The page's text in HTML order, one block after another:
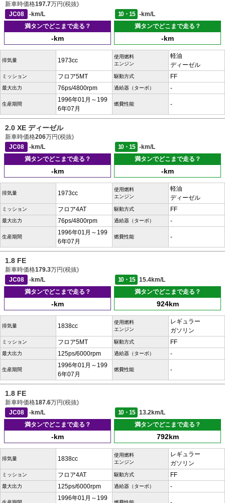
新車時価格197.7万円(税抜)
JC08
-km/L 10・15
-km/L
満タンでどこまで走る？
-km
満タンでどこまで走る？
-km
排気量 1973cc
使用燃料
エンジン
軽油
ディーゼル
ミッション フロア5MT 駆動方式 FF
最大出力 76ps/4800rpm 過給器（ターボ） -
生産期間
1996年01月～199
6年07月
燃費性能 -
2.0 XE ディーゼル
新車時価格206万円(税抜)
JC08
-km/L 10・15
-km/L
満タンでどこまで走る？
-km
満タンでどこまで走る？
-km
排気量 1973cc
使用燃料
エンジン
軽油
ディーゼル
ミッション フロア4AT 駆動方式 FF
最大出力 76ps/4800rpm 過給器（ターボ） -
生産期間
1996年01月～199
6年07月
燃費性能 -
1.8 FE
新車時価格179.3万円(税抜)
JC08
-km/L 10・15
15.4km/L
満タンでどこまで走る？
-km
満タンでどこまで走る？
924km
排気量 1838cc
使用燃料
エンジン
レギュラー
ガソリン
ミッション フロア5MT 駆動方式 FF
最大出力 125ps/6000rpm 過給器（ターボ） -
生産期間
1996年01月～199
6年07月
燃費性能 -
1.8 FE
新車時価格187.6万円(税抜)
JC08
-km/L 10・15
13.2km/L
満タンでどこまで走る？
-km
満タンでどこまで走る？
792km
排気量 1838cc
使用燃料
エンジン
レギュラー
ガソリン
ミッション フロア4AT 駆動方式 FF
最大出力 125ps/6000rpm 過給器（ターボ） -
1996年01月～199